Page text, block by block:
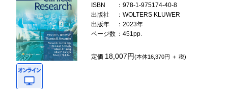
ISBN
：978-1-975174-40-8
出版社
：WOLTERS KLUWER
出版年
：2023年
ページ数 ：451pp.
定価 18,007円(本体16,370円 ＋ 税)